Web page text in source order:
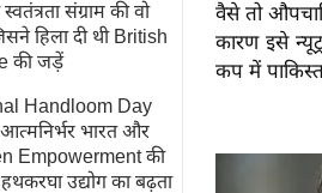
संग्राम की वो
हिला दी थी British
की जड़ें
Handloom Day
भारत और
Empowerment की
उद्योग का बढ़ता
वैसे तो
कारण इसे
कप में